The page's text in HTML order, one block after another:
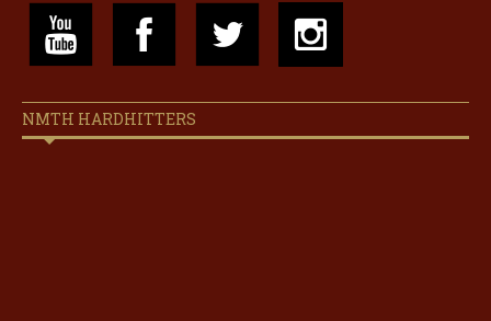
NMTH HARDHITTERS